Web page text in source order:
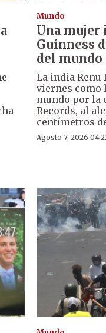
Mundo
Una mujer
Guinness
del mundo
La india Renu
viernes como
mundo por la
Records, al
centímetros
Agosto 7, 2026